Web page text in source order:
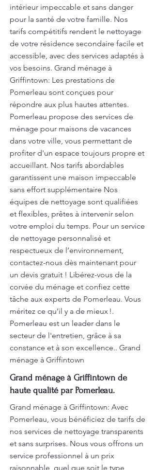
intérieur impeccable et sans danger
pour la santé de votre famille. Nos
tarifs compétitifs rendent le nettoyage
de votre résidence secondaire facile et
accessible, avec des services adaptés à
vos besoins. Grand ménage à
Griffintown: Les prestations de
Pomerleau sont conçues pour
répondre aux plus hautes attentes.
Pomerleau propose des services de
ménage pour maisons de vacances
dans votre ville, vous permettant de
profiter d'un espace toujours propre et
accueillant. Nos tarifs abordables
garantissent une maison impeccable
sans effort supplémentaire Nos
équipes de nettoyage sont qualifiées
et flexibles, prêtes à intervenir selon
votre emploi du temps. Pour un service
de nettoyage personnalisé et
respectueux de l’environnement,
contactez-nous dès maintenant pour
un devis gratuit ! Libérez-vous de la
corvée du ménage et confiez cette
tâche aux experts de Pomerleau. Vous
méritez ce qu’il y a de mieux !.
Pomerleau est un leader dans le
secteur de l'entretien, grâce à sa
constance et à son excellence.. Grand
ménage à Griffintown
Grand ménage à Griffintown de
haute qualité par Pomerleau.
Grand ménage à Griffintown: Avec
Pomerleau, vous bénéficiez de tarifs de
nos services de nettoyage transparents
et sans surprises. Nous vous offrons un
service professionnel à un prix
raisonnable, quel que soit le type